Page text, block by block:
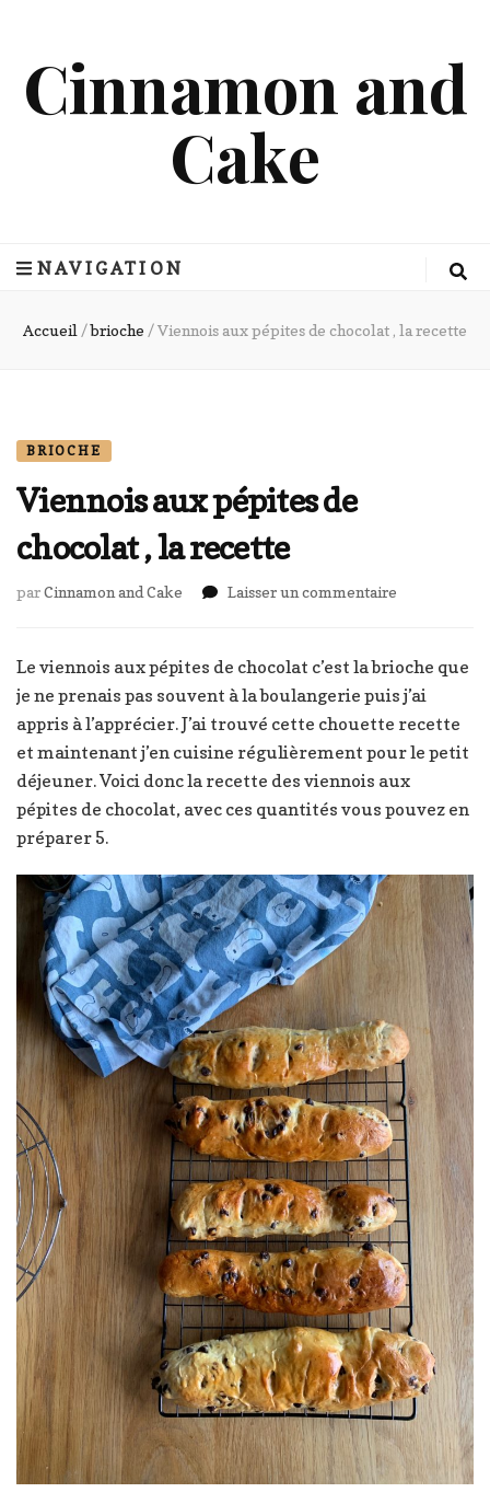
Cinnamon and
Cake
NAVIGATION
Accueil /brioche /Viennois aux pépites de chocolat , la recette
BRIOCHE
Viennois aux pépites de
chocolat , la recette
parCinnamon and Cake Laisser un commentaire
pépites
chocolat
la
recette
Le viennois aux pépites de chocolat c’est la brioche que
je ne prenais pas souvent à la boulangerie puis j’ai
appris à l’apprécier. J’ai trouvé cette chouette recette
et maintenant j’en cuisine régulièrement pour le petit
déjeuner. Voici donc la recette des viennois aux
pépites de chocolat, avec ces quantités vous pouvez en
préparer 5.